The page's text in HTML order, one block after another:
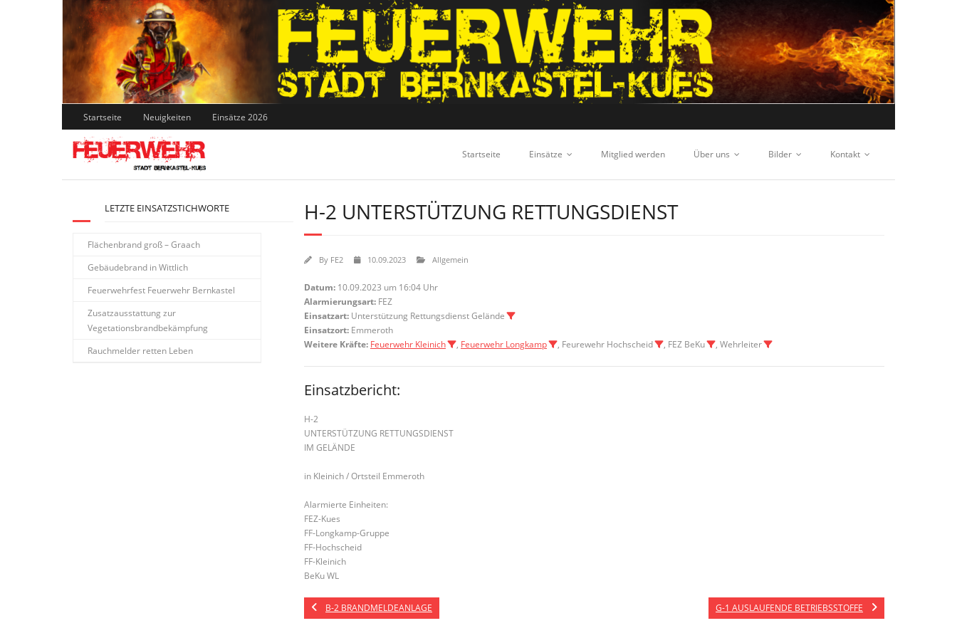
Skip
to
content
Startseite Neuigkeiten Einsätze 2026
Startseite Einsätze Mitglied werden Über uns Bilder Kontakt
H-2 UNTERSTÜTZUNG RETTUNGSDIENST
By FE2 10.09.2023 Allgemein
Datum: 10.09.2023 um 16:04 Uhr
Alarmierungsart: FEZ
Einsatzart: Unterstützung Rettungsdienst Gelände
Einsatzort: Emmeroth
Weitere Kräfte: Feuerwehr Kleinich , Feuerwehr Longkamp , Feurewehr Hochscheid , FEZ BeKu , Wehrleiter
Einsatzbericht:
H-2
UNTERSTÜTZUNG RETTUNGSDIENST
IM GELÄNDE
in Kleinich / Ortsteil Emmeroth
Alarmierte Einheiten:
FEZ-Kues
FF-Longkamp-Gruppe
FF-Hochscheid
FF-Kleinich
BeKu WL
B-2 BRANDMELDEANLAGE G-1 AUSLAUFENDE BETRIEBSSTOFFE
LETZTE EINSATZSTICHWORTE
Flächenbrand groß – Graach
Gebäudebrand in Wittlich
Feuerwehrfest Feuerwehr Bernkastel
Zusatzausstattung zur
Vegetationsbrandbekämpfung
Rauchmelder retten Leben